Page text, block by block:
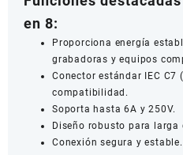
en 8:
Proporciona energía
grabadoras y equipos
Conector estándar IEC C7
compatibilidad.
Soporta hasta 6A y 250V.
Diseño robusto para larga
Conexión segura y estable.